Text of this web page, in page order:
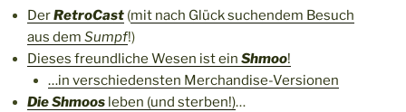
DerRetroCast (mit nach Glück suchendem Besuch
aus dem Sumpf!)
Dieses freundliche Wesen ist ein Shmoo!
…in verschiedensten Merchandise-Versionen
DieShmoos leben (und sterben!)…